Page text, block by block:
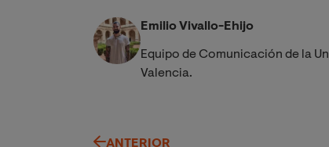
Emilio Vivallo-Ehijo
Equipo de Comunicación de la
Valencia.
ANTERIOR